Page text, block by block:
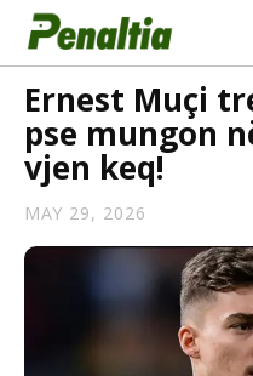
Ernest Muçi
pse mungon
vjen keq!
MAY 29, 2026